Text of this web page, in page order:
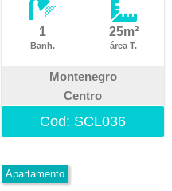
1
Banh.
25m²
área T.
Montenegro
Centro
Cod: SCL036
Apartamento